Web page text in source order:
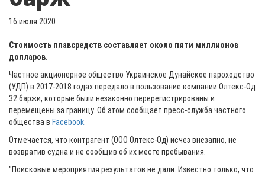
16 июля 2020
Стоимость плавсредств составляет около пяти миллионов
долларов.
Частное акционерное общество Украинское Дунайское пароходство
(УДП) в 2017-2018 годах передало в пользование компании Олтекс-Од
32 баржи, которые были незаконно перерегистрированы и
перемещены за границу. Об этом сообщает пресс-служба частного
общества в Facebook
Отмечается, что контрагент (ООО Олтекс-Од) исчез внезапно, не
возвратив судна и не сообщив об их месте пребывания.
"Поисковые мероприятия результатов не дали. Известно только, что